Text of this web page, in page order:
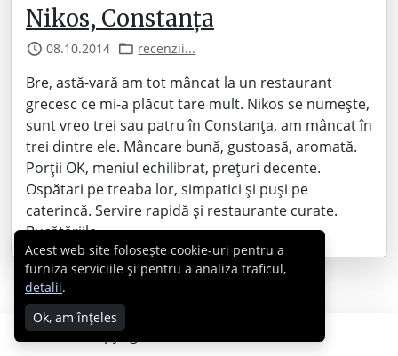
Nikos, Constanța
08.10.2014 recenzii...
Bre, astă-vară am tot mâncat la un restaurant
grecesc ce mi-a plăcut tare mult. Nikos se numește,
sunt vreo trei sau patru în Constanța, am mâncat în
trei dintre ele. Mâncare bună, gustoasă, aromată.
Porții OK, meniul echilibrat, prețuri decente.
Ospătari pe treaba lor, simpatici și puși pe
caterincă. Servire rapidă și restaurante curate.
Bucătăriile…
Copyright © 2007 - 2026 Cabral.ro
Acest web site folosește cookie-uri pentru a
furniza serviciile și pentru a analiza traficul,
detalii.
Ok, am înțeles